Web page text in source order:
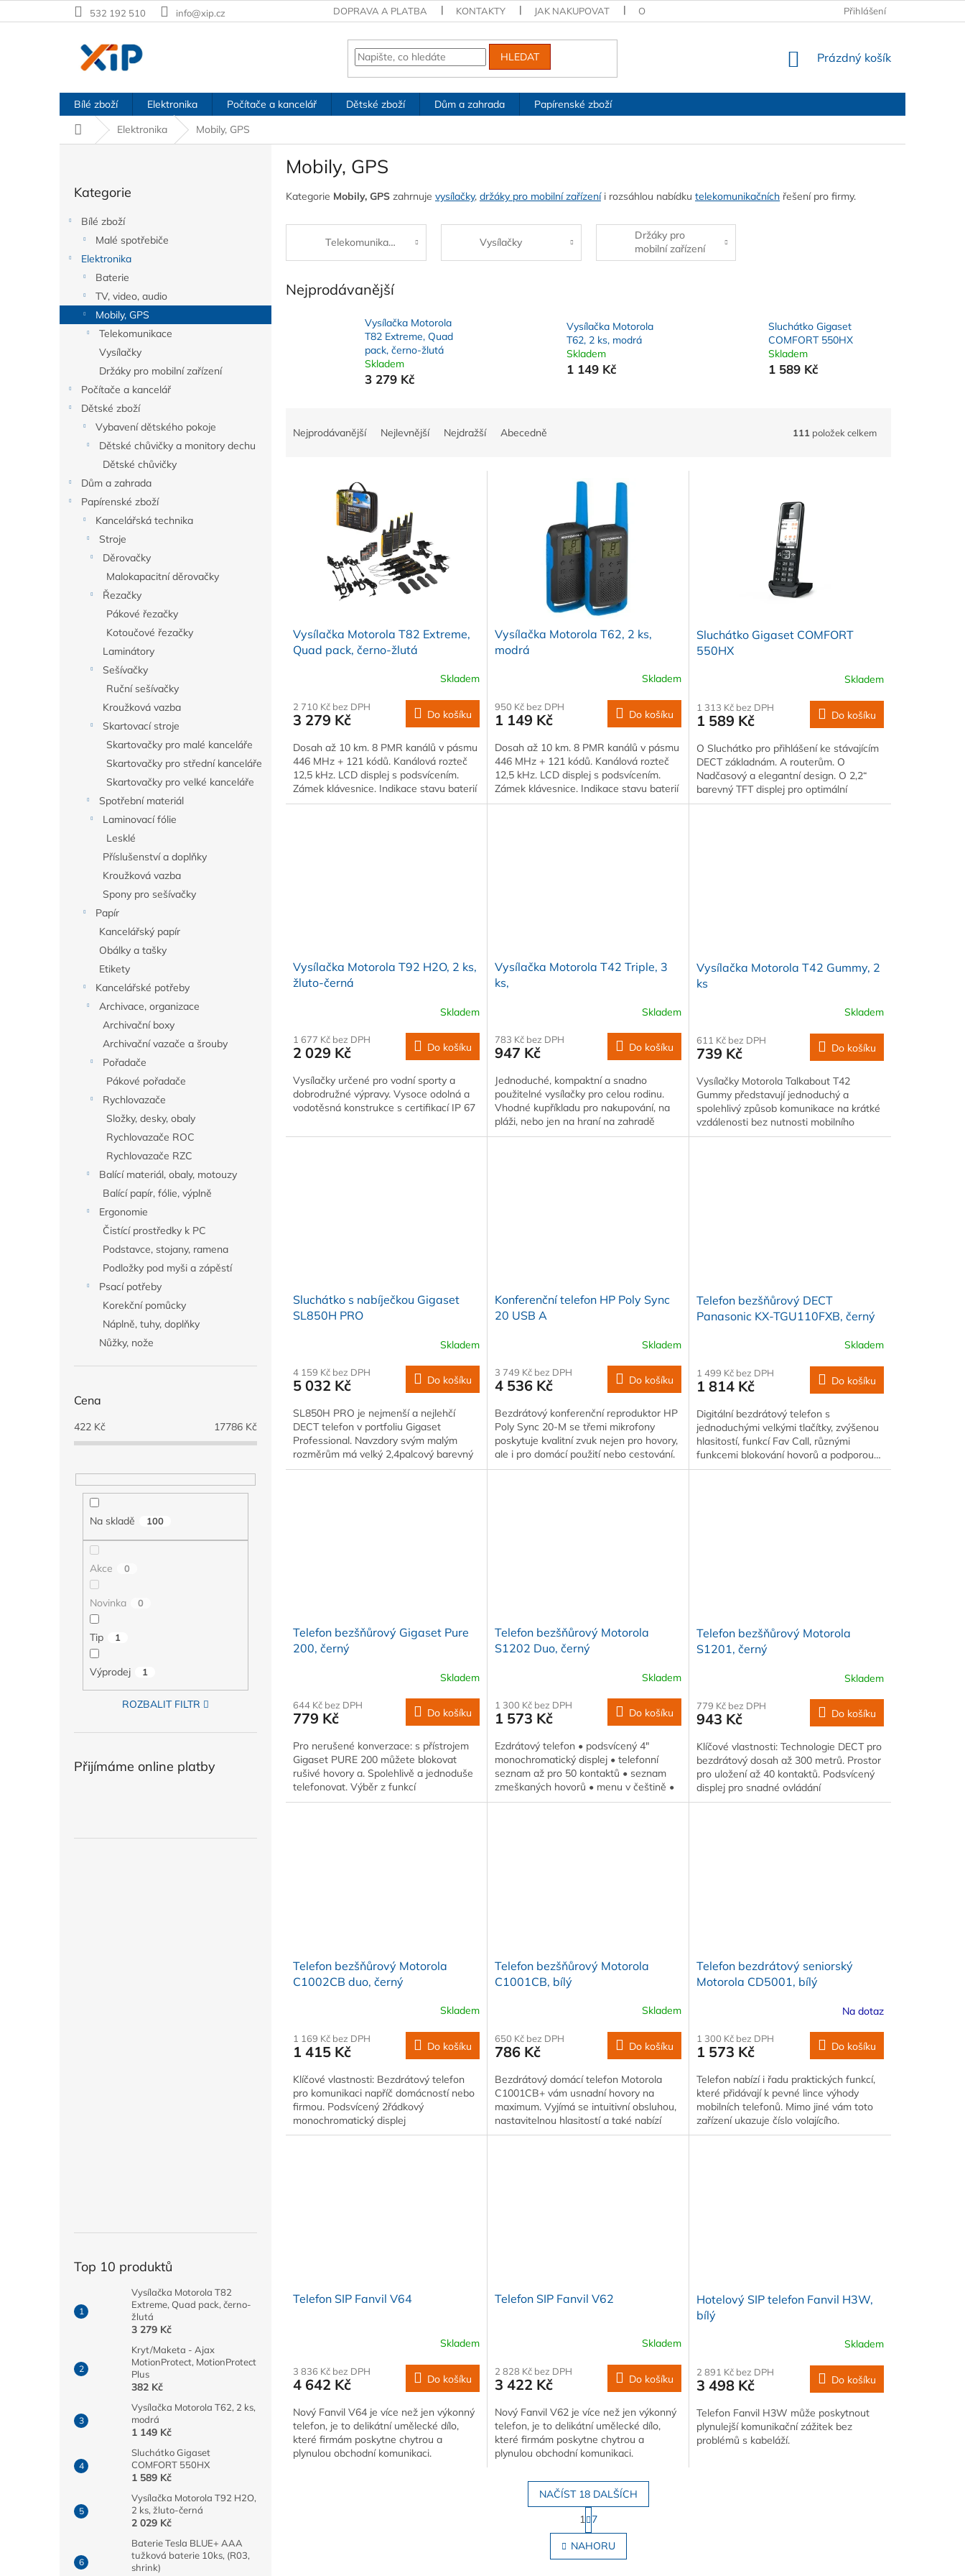
na
532 192 510 info@xip.cz DOPRAVA A PLATBA KONTAKTY JAK NAKUPOVAT OBCHODNÍ PODMÍNKY PODMÍNKY OCHRANY OSOBNÍCH ÚDAJŮ
Přihlášení
HLEDAT
NÁKUPNÍ
Prázdný košík
Bílé zboží Elektronika Počítače a kancelář Dětské zboží Dům a zahrada
Papírenské zboží
Domů
Elektronika Mobily, GPS
a
n
kategorie
Kategorie
Bílé zboží
Malé spotřebiče
Elektronika
Baterie
TV, video, audio
Mobily, GPS
Telekomunikace
Vysílačky
Držáky pro mobilní zařízení
Počítače a kancelář
Dětské zboží
Vybavení dětského pokoje
Dětské chůvičky a monitory dechu
Dětské chůvičky
Dům a zahrada
Papírenské zboží
Kancelářská technika
Stroje
Děrovačky
Malokapacitní děrovačky
Řezačky
Pákové řezačky
Kotoučové řezačky
Laminátory
Sešívačky
Ruční sešívačky
Kroužková vazba
Skartovací stroje
Skartovačky pro malé kanceláře
Skartovačky pro střední kanceláře
Skartovačky pro velké kanceláře
Spotřební materiál
Laminovací fólie
Lesklé
Příslušenství a doplňky
Kroužková vazba
Spony pro sešívačky
Papír
Kancelářský papír
Obálky a tašky
Etikety
Kancelářské potřeby
Archivace, organizace
Archivační boxy
Archivační vazače a šrouby
Pořadače
Pákové pořadače
Rychlovazače
Složky, desky, obaly
Rychlovazače ROC
Rychlovazače RZC
Balící materiál, obaly, motouzy
Balící papír, fólie, výplně
Ergonomie
Čistící prostředky k PC
Podstavce, stojany, ramena
Podložky pod myši a zápěstí
Psací potřeby
Korekční pomůcky
Náplně, tuhy, doplňky
Nůžky, nože
Cena
422 Kč 17786 Kč
Na skladě 100
Akce 0
Novinka 0
Tip 1
Výprodej 1
ROZBALIT FILTR
Přijímáme online platby
Top 10 produktů
Vysílačka Motorola T82
Extreme, Quad pack, černo-
žlutá
3 279 Kč
Kryt/Maketa - Ajax
MotionProtect, MotionProtect
Plus
382 Kč
Vysílačka Motorola T62, 2 ks,
modrá
1 149 Kč
Sluchátko Gigaset
COMFORT 550HX
1 589 Kč
Vysílačka Motorola T92 H2O,
2 ks, žluto-černá
2 029 Kč
Baterie Tesla BLUE+ AAA
tužková baterie 10ks, (R03,
shrink)
Mobily, GPS
Kategorie Mobily, GPS zahrnuje vysílačky, držáky pro mobilní zařízeníi rozsáhlou nabídku telekomunikačních řešení pro firmy.
Telekomunikace Vysílačky
Držáky pro
mobilní zařízení
Nejprodávanější
Vysílačka Motorola
T82 Extreme, Quad
pack, černo-žlutá
Skladem
3 279 Kč
Vysílačka Motorola
T62, 2 ks, modrá
Skladem
1 149 Kč
Sluchátko Gigaset
COMFORT 550HX
Skladem
1 589 Kč
Nejprodávanější Nejlevnější Nejdražší Abecedně 111 položek celkem
Vysílačka Motorola T82 Extreme,
Quad pack, černo-žlutá
Skladem
2 710 Kč bez DPH
3 279 Kč Do košíku
Dosah až 10 km. 8 PMR kanálů v pásmu
446 MHz + 121 kódů. Kanálová rozteč
12,5 kHz. LCD displej s podsvícením.
Zámek klávesnice. Indikace stavu baterií
Vysílačka Motorola T62, 2 ks,
modrá
Skladem
950 Kč bez DPH
1 149 Kč Do košíku
Dosah až 10 km. 8 PMR kanálů v pásmu
446 MHz + 121 kódů. Kanálová rozteč
12,5 kHz. LCD displej s podsvícením.
Zámek klávesnice. Indikace stavu baterií
Sluchátko Gigaset COMFORT
550HX
Skladem
1 313 Kč bez DPH
1 589 Kč Do košíku
O Sluchátko pro přihlášení ke stávajícím
DECT základnám. A routerům. O
Nadčasový a elegantní design. O 2,2“
barevný TFT displej pro optimální
čitelnost
Vysílačka Motorola T92 H2O, 2 ks,
žluto-černá
Skladem
1 677 Kč bez DPH
2 029 Kč Do košíku
Vysílačky určené pro vodní sporty a
dobrodružné výpravy. Vysoce odolná a
vodotěsná konstrukce s certifikací IP 67
Vysílačka Motorola T42 Triple, 3
ks,
Skladem
783 Kč bez DPH
947 Kč Do košíku
Jednoduché, kompaktní a snadno
použitelné vysílačky pro celou rodinu.
Vhodné kupříkladu pro nakupování, na
pláži, nebo jen na hraní na zahradě
Vysílačka Motorola T42 Gummy, 2
ks
Skladem
611 Kč bez DPH
739 Kč Do košíku
Vysílačky Motorola Talkabout T42
Gummy představují jednoduchý a
spolehlivý způsob komunikace na krátké
vzdálenosti bez nutnosti mobilního
signálu.
Sluchátko s nabíječkou Gigaset
SL850H PRO
Skladem
4 159 Kč bez DPH
5 032 Kč Do košíku
SL850H PRO je nejmenší a nejlehčí
DECT telefon v portfoliu Gigaset
Professional. Navzdory svým malým
rozměrům má velký 2,4palcový barevný
displej…
Konferenční telefon HP Poly Sync
20 USB A
Skladem
3 749 Kč bez DPH
4 536 Kč Do košíku
Bezdrátový konferenční reproduktor HP
Poly Sync 20-M se třemi mikrofony
poskytuje kvalitní zvuk nejen pro hovory,
ale i pro domácí použití nebo cestování.
Telefon bezšňůrový DECT
Panasonic KX-TGU110FXB, černý
Skladem
1 499 Kč bez DPH
1 814 Kč Do košíku
Digitální bezdrátový telefon s
jednoduchými velkými tlačítky, zvýšenou
hlasitostí, funkcí Fav Call, různými
funkcemi blokování hovorů a podporou…
Telefon bezšňůrový Gigaset Pure
200, černý
Skladem
644 Kč bez DPH
779 Kč Do košíku
Pro nerušené konverzace: s přístrojem
Gigaset PURE 200 můžete blokovat
rušivé hovory a. Spolehlivě a jednoduše
telefonovat. Výběr z funkcí
Telefon bezšňůrový Motorola
S1202 Duo, černý
Skladem
1 300 Kč bez DPH
1 573 Kč Do košíku
Ezdrátový telefon • podsvícený 4"
monochromatický displej • telefonní
seznam až pro 50 kontaktů • seznam
zmeškaných hovorů • menu v češtině •
polyfonní…
Telefon bezšňůrový Motorola
S1201, černý
Skladem
779 Kč bez DPH
943 Kč Do košíku
Klíčové vlastnosti: Technologie DECT pro
bezdrátový dosah až 300 metrů. Prostor
pro uložení až 40 kontaktů. Podsvícený
displej pro snadné ovládání
Telefon bezšňůrový Motorola
C1002CB duo, černý
Skladem
1 169 Kč bez DPH
1 415 Kč Do košíku
Klíčové vlastnosti: Bezdrátový telefon
pro komunikaci napříč domácností nebo
firmou. Podsvícený 2řádkový
monochromatický displej
Telefon bezšňůrový Motorola
C1001CB, bílý
Skladem
650 Kč bez DPH
786 Kč Do košíku
Bezdrátový domácí telefon Motorola
C1001CB+ vám usnadní hovory na
maximum. Vyjímá se intuitivní obsluhou,
nastavitelnou hlasitostí a také nabízí
možnost…
Telefon bezdrátový seniorský
Motorola CD5001, bílý
Na dotaz
1 300 Kč bez DPH
1 573 Kč Do košíku
Telefon nabízí i řadu praktických funkcí,
které přidávají k pevné lince výhody
mobilních telefonů. Mimo jiné vám toto
zařízení ukazuje číslo volajícího.
Telefon SIP Fanvil V64
Skladem
3 836 Kč bez DPH
4 642 Kč Do košíku
Nový Fanvil V64 je více než jen výkonný
telefon, je to delikátní umělecké dílo,
které firmám poskytne chytrou a
plynulou obchodní komunikaci.
Telefon SIP Fanvil V62
Skladem
2 828 Kč bez DPH
3 422 Kč Do košíku
Nový Fanvil V62 je více než jen výkonný
telefon, je to delikátní umělecké dílo,
které firmám poskytne chytrou a
plynulou obchodní komunikaci.
Hotelový SIP telefon Fanvil H3W,
bílý
Skladem
2 891 Kč bez DPH
3 498 Kč Do košíku
Telefon Fanvil H3W může poskytnout
plynulejší komunikační zážitek bez
problémů s kabeláží.
O
v
NAČÍST 18 DALŠÍCH
S
t
r
á
n
1 7
NAHORU